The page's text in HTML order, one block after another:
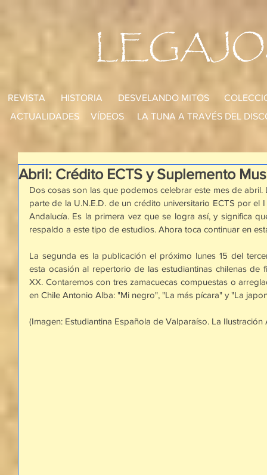
REVISTA HISTORIA DESVELANDO MITOS
ACTUALIDADES
LA TUNA A TRAVÉS DEL
VÍDEOS
Abril: Crédito ECTS y Suplemento
Dos cosas son las que podemos celebrar este mes de
parte de la U.N.E.D. de un crédito universitario ECTS por el
Andalucía. Es la primera vez que se logra así, y significa
respaldo a este tipo de estudios. Ahora toca continuar en
La segunda es la publicación el próximo lunes 15 del
esta ocasión al repertorio de las estudiantinas chilenas de
XX. Contaremos con tres zamacuecas compuestas o
en Chile Antonio Alba: "Mi negro", "La más pícara" y "La
(Imagen: Estudiantina Española de Valparaíso. La Ilustración